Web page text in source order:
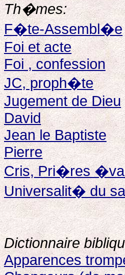
Th�mes:
F�te-Assembl�e
Foi et acte
Foi , confession
JC, proph�te
Jugement de Dieu
David
Jean le Baptiste
Pierre
Cris, Pri�res
Universalit� du
Dictionnaire
Apparences